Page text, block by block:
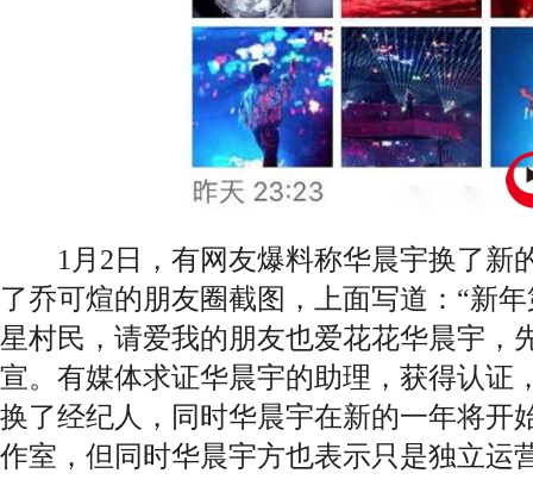
1月2日，有网友爆料称华晨宇换了新
了乔可煊的朋友圈截图，上面写道：“新
星村民，请爱我的朋友也爱花花华晨宇，
宣。有媒体求证华晨宇的助理，获得认证
换了经纪人，同时华晨宇在新的一年将开
作室，但同时华晨宇方也表示只是独立运